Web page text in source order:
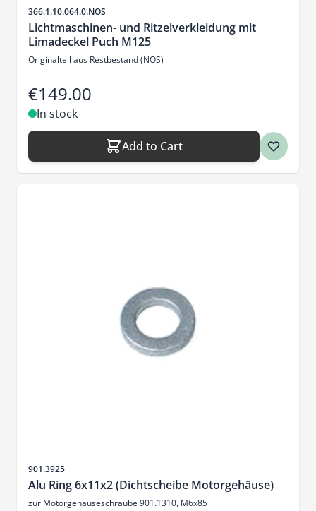
Sku
366.1.10.064.0.NOS
Lichtmaschinen- und Ritzelverkleidung mit
Limadeckel Puch M125
Originalteil aus Restbestand (NOS)
€149.00
In stock
Add to Cart
Sku
901.3925
Alu Ring 6x11x2 (Dichtscheibe Motorgehäuse)
zur Motorgehäuseschraube 901.1310, M6x85